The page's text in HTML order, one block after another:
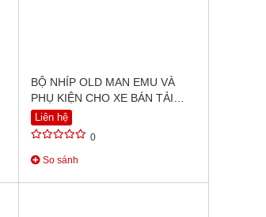
BỘ NHÍP OLD MAN EMU VÀ
PHỤ KIỆN CHO XE BÁN TẢI
TOYOTA HILUX (2015+)
Liên hệ
0
So sánh